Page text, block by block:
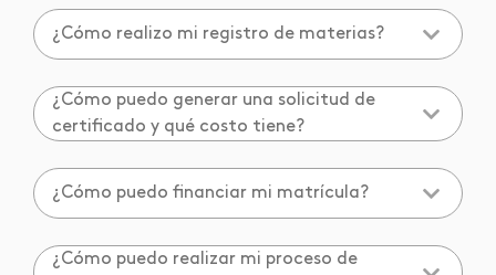
¿Cómo realizo mi registro de materias?
¿Cómo puedo generar una solicitud de
certificado y qué costo tiene?
¿Cómo puedo financiar mi matrícula?
¿Cómo puedo realizar mi proceso de